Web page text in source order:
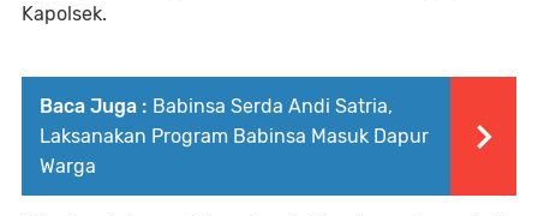
Kapolsek.
Baca Juga : Babinsa Serda Andi Satria,
Laksanakan Program Babinsa Masuk Dapur
Warga